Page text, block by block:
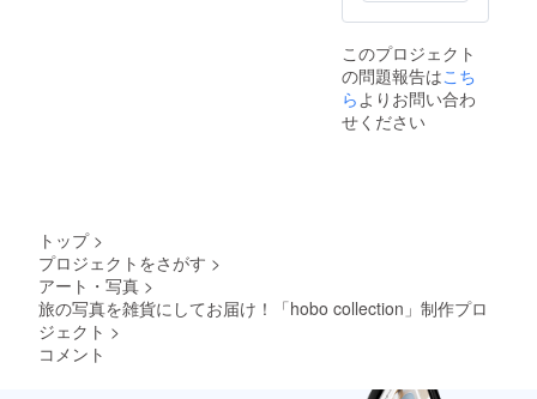
このプロジェクト
の問題報告はこち
らよりお問い合わ
せください
トップ >
プロジェクトをさがす >
アート・写真 >
旅の写真を雑貨にしてお届け！「hobo collection」制作プロ
ジェクト >
コメント